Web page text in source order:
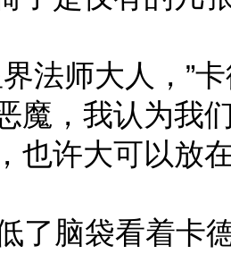
师大人，”
魔，我认为我
也许大可以放
了脑袋看着卡